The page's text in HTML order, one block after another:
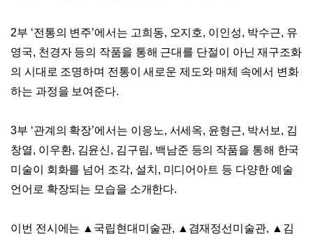
2부 ‘전통의 변주’에서는 고희동, 오지호, 이인성, 박수근, 유
영국, 천경자 등의 작품을 통해 근대를 단절이 아닌 재구조화
의 시대로 조명하며 전통이 새로운 제도와 매체 속에서 변화
하는 과정을 보여준다.
3부 ‘관계의 확장’에서는 이응노, 서세옥, 윤형근, 박서보 , 김
창열, 이우환, 김윤신, 김구림, 백남준 등의 작품을 통해 한국
미술이 회화를 넘어 조각, 설치 , 미디어아트 등 다양한 예술
언어로 확장되는 모습을 소개한다.
이번 전시에는 ▲ 국립현대미술관, ▲ 겸재정선미술관, ▲ 김